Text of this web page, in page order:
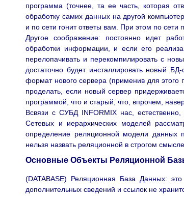
программа (точнее, та ее часть, которая
обработку самих данных на другой
и по сети гонит ответы вам. При этом по сети
Другое соображение: постоянно идет
обработки информации, и если его
перелопачивать и перекомпилировать с
достаточно будет инсталлировать новый
формат нового сервера (применив для этого
проделать, если новый сервер
программой, что и старый, что, впрочем,
Всвязи с СУБД INFORMIX нас,
Сетевых и иерархических моделей
определение реляционной модели
нельзя назвать реляционной в строгом смысле
Основные Объекты Реляционной
(DATABASE) Реляционная База Данных:
дополнительных сведений и ссылок не